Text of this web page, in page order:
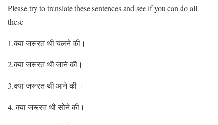
Please try to translate these sentences and see if you can do all
these –
1.क्या जरूरत थी चलने की।
2.क्या जरूरत थी जाने की।
3.क्या जरूरत थी आने की ।
क्या जरूरत थी सोने की।